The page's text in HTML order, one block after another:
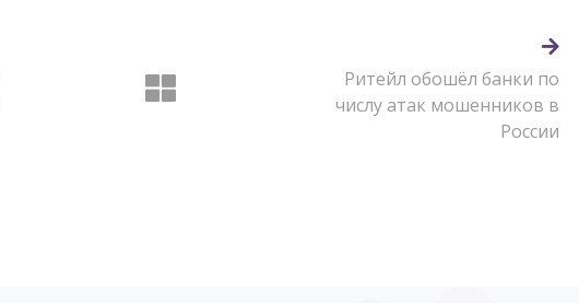
Ритейл обошёл банки по
числу атак мошенников в
России